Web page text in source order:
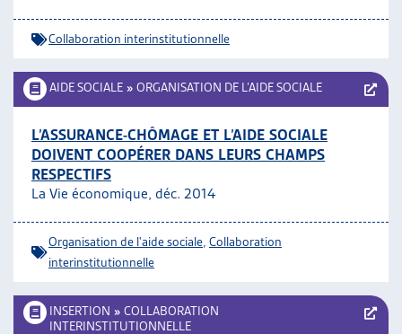
Collaboration interinstitutionnelle
AIDE SOCIALE » ORGANISATION DE L’AIDE SOCIALE
L’ASSURANCE-CHÔMAGE ET L’AIDE SOCIALE
DOIVENT COOPÉRER DANS LEURS CHAMPS
RESPECTIFS
La Vie économique, déc. 2014
Organisation de l'aide sociale Collaboration
interinstitutionnelle
INSERTION » COLLABORATION
INTERINSTITUTIONNELLE